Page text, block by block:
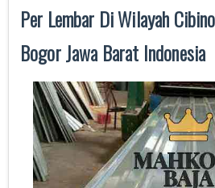
Per Lembar Di Wilayah
Bogor Jawa Barat Indonesia